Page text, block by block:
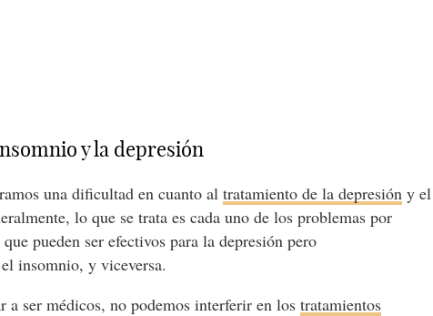
y la depresión
una dificultad en cuanto altratamiento de la depresión y el
lo que se trata es cada uno de los problemas por
que pueden ser efectivos para la depresión pero
insomnio, y viceversa.
a ser médicos, no podemos interferir en lostratamientos